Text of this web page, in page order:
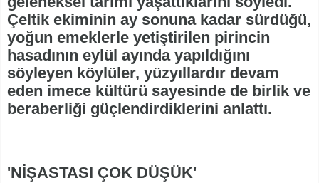
Çeltik ekiminin ay sonuna kadar sürdüğü,
yoğun emeklerle yetiştirilen pirincin
hasadının eylül ayında yapıldığını
söyleyen köylüler, yüzyıllardır devam
eden imece kültürü sayesinde de birlik ve
beraberliği güçlendirdiklerini anlattı.
'NİŞASTASI ÇOK DÜŞÜK'